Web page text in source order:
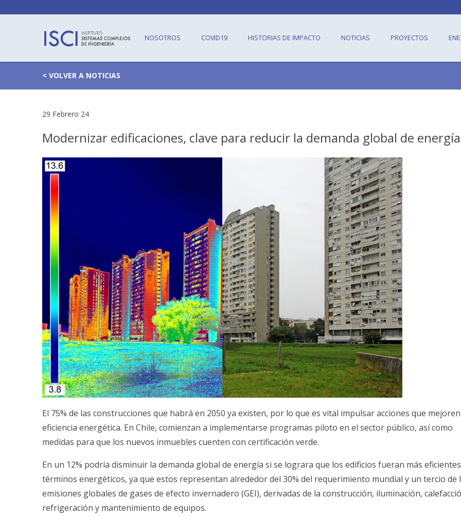
NOSOTROS COVID19 HISTORIAS DE IMPACTO NOTICIAS PROYECTOS
< VOLVER A NOTICIAS
29 Febrero 24
Modernizar edificaciones, clave para reducir la demanda global de energía
El 75% de las construcciones que habrá en 2050 ya existen, por lo que es vital impulsar acciones que
eficiencia energética. En Chile, comienzan a implementarse programas piloto en el sector público, así como
medidas para que los nuevos inmuebles cuenten con certificación verde.
En un 12% podría disminuir la demanda global de energía si se lograra que los edificios fueran más
términos energéticos, ya que estos representan alrededor del 30% del requerimiento mundial y un tercio de
emisiones globales de gases de efecto invernadero (GEI), derivadas de la construcción, iluminación,
refrigeración y mantenimiento de equipos.